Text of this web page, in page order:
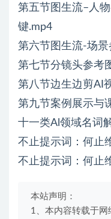
第五节图生流–人
键.mp4
第六节图生流-场
第七节分镜头参考
第八节边生边剪AI
第九节案例展示与
十一类Al领域名词
不止提示词：何止
不止提示词：何止
本站声明：
1、本内容转载于网